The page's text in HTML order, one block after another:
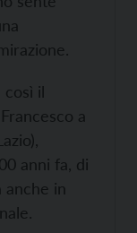
così il
a
anni fa, di
anche in